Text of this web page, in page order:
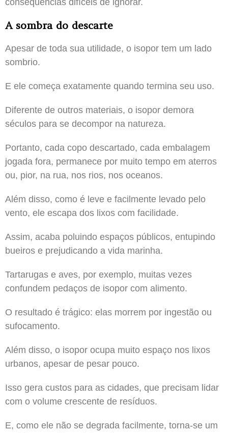
A sombra do descarte
Apesar de toda sua utilidade, o isopor tem um lado
sombrio.
E ele começa exatamente quando termina seu uso.
Diferente de outros materiais, o isopor demora
séculos para se decompor na natureza.
Portanto, cada copo descartado, cada embalagem
jogada fora, permanece por muito tempo em aterros
ou, pior, na rua, nos rios, nos oceanos.
Além disso, como é leve e facilmente levado pelo
vento, ele escapa dos lixos com facilidade.
Assim, acaba poluindo espaços públicos, entupindo
bueiros e prejudicando a vida marinha.
Tartarugas e aves, por exemplo, muitas vezes
confundem pedaços de isopor com alimento.
O resultado é trágico: elas morrem por ingestão ou
sufocamento.
Além disso, o isopor ocupa muito espaço nos lixos
urbanos, apesar de pesar pouco.
Isso gera custos para as cidades, que precisam lidar
com o volume crescente de resíduos.
E, como ele não se degrada facilmente, torna-se um